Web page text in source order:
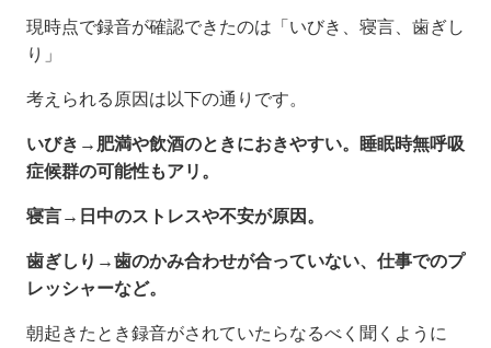
現時点で録音が確認できたのは「いびき、寝言、歯ぎし
り」
考えられる原因は以下の通りです。
いびき→肥満や飲酒のときにおきやすい。睡眠時無呼吸
症候群の可能性もアリ。
寝言→日中のストレスや不安が原因。
歯ぎしり→歯のかみ合わせが合っていない、仕事でのプ
レッシャーなど。
朝起きたとき録音がされていたらなるべく聞くように